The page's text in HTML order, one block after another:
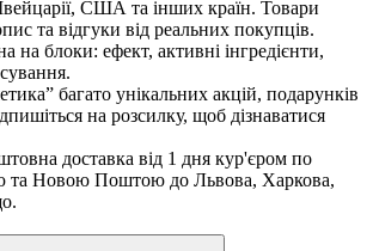
США та інших країн. Товари
та відгуки від реальних покупців.
на блоки: ефект, активні інгредієнти,
багато унікальних акцій, подарунків
на розсилку, щоб дізнаватися
доставка від 1 дня кур'єром по
та Новою Поштою до Львова, Харкова,